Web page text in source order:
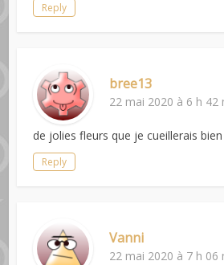
Reply
bree13
22 mai 2020 à 6 h 42
de jolies fleurs que je cueillerais bien
Reply
Vanni
22 mai 2020 à 7 h 06